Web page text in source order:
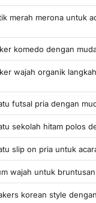
merah merona untuk
komedo dengan
wajah organik
futsal pria dengan
sekolah hitam polos
slip on pria untuk
wajah untuk
korean style